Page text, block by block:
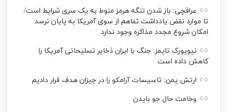
عراقچی: باز شدن تنگه هرمز منوط به یک سری شرایط است/
تا موارد نقض یادداشت تفاهم از سوی آمریکا به پایان نرسد
امکان شروع مجدد مذاکره وجود ندارد
نیویورک تایمز: جنگ با ایران ذخایر تسلیحاتی آمریکا را
کاهش داده است
ارتش یمن: تاسیسات آرامکو را در جیزان هدف قرار دادیم
وخامت حال جو بایدن